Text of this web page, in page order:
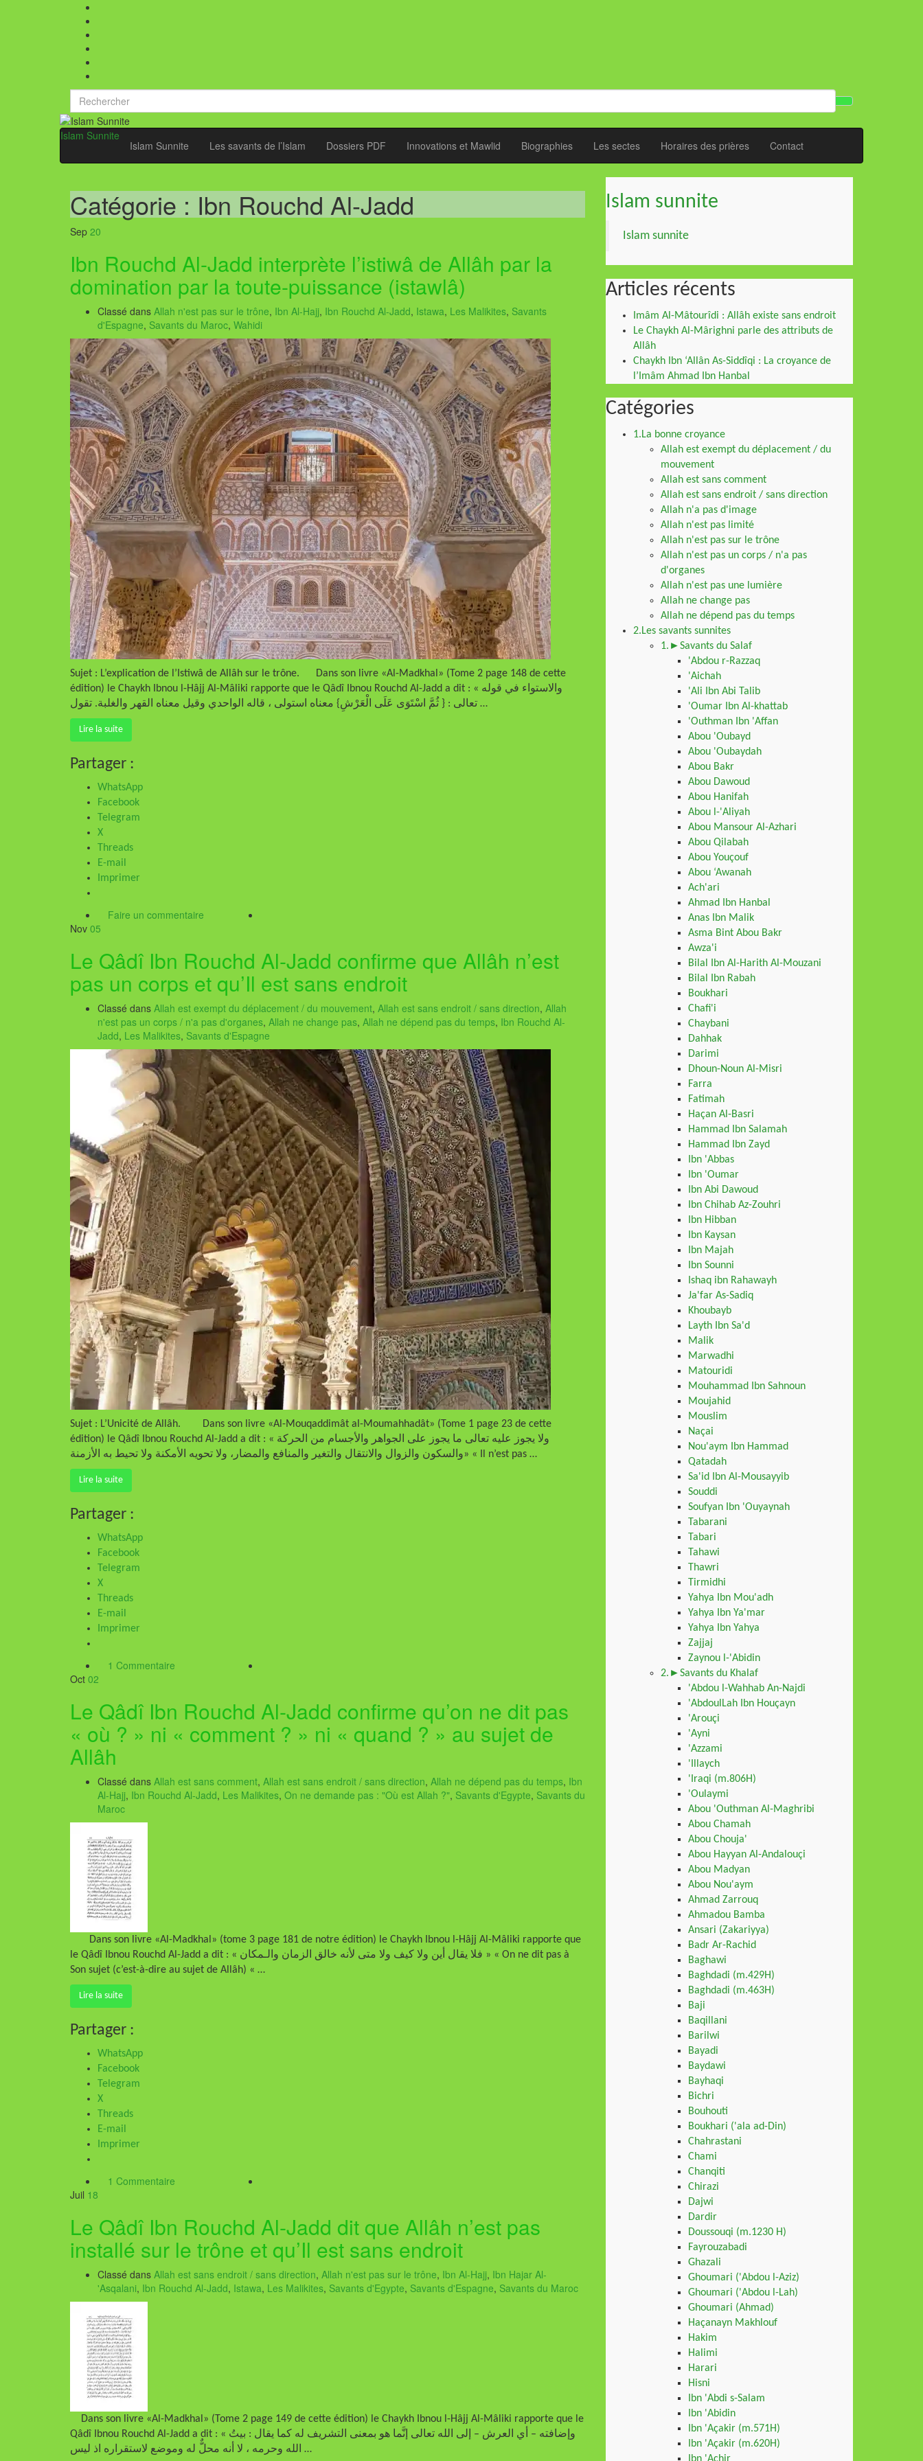
Search
for:
Islam Sunnite
Islam Sunnite Les savants de l’Islam Dossiers PDF Innovations et Mawlid Biographies Les sectes Horaires des prières Contact
Catégorie : Ibn Rouchd Al-Jadd
Sep 20
Ibn Rouchd Al-Jadd interprète l’istiwâ de Allâh par la
domination par la toute-puissance (istawlâ)
Classé dans Allah n'est pas sur le trône, Ibn Al-Hajj, Ibn Rouchd Al-Jadd, Istawa, Les Malikites, Savants
d'Espagne, Savants du Maroc, Wahidi
Sujet : L’explication de l’Istiwâ de Allâh sur le trône. Dans son livre «Al-Madkhal» (Tome 2 page 148 de cette
édition) le Chaykh Ibnou l-Hâjj Al-Mâliki rapporte que le Qâdî Ibnou Rouchd Al-Jadd a dit : « والاستواء في قوله
تعالى : { ثُمَّ اسْتَوَى عَلَى الْعَرْشِ} معناه استولى ، قاله الواحدي وقيل معناه القهر والغلبة. تقول …
Lire la suite
Partager :
WhatsApp
Facebook
Telegram
X
Threads
E-mail
Imprimer
Faire un commentaire
Nov 05
Le Qâdî Ibn Rouchd Al-Jadd confirme que Allâh n’est
pas un corps et qu’Il est sans endroit
Classé dans Allah est exempt du déplacement / du mouvement, Allah est sans endroit / sans direction, Allah
n'est pas un corps / n'a pas d'organes, Allah ne change pas, Allah ne dépend pas du temps, Ibn Rouchd Al-
Jadd, Les Malikites, Savants d'Espagne
Sujet : L’Unicité de Allâh. Dans son livre «Al-Mouqaddimât al-Moumahhadât» (Tome 1 page 23 de cette
édition) le Qâdî Ibnou Rouchd Al-Jadd a dit : « ولا يجوز عليه تعالى ما يجوز على الجواهر والأجسام من الحركة
والسكون والزوال والانتقال والتغير والمنافع والمضار، ولا تحويه الأمكنة ولا تحيط به الأزمنة» « Il n’est pas …
Lire la suite
Partager :
WhatsApp
Facebook
Telegram
X
Threads
E-mail
Imprimer
1 Commentaire
Oct 02
Le Qâdî Ibn Rouchd Al-Jadd confirme qu’on ne dit pas
« où ? » ni « comment ? » ni « quand ? » au sujet de
Allâh
Classé dans Allah est sans comment, Allah est sans endroit / sans direction, Allah ne dépend pas du temps, Ibn
Al-Hajj, Ibn Rouchd Al-Jadd, Les Malikites, On ne demande pas : "Où est Allah ?", Savants d'Egypte, Savants du
Maroc
Dans son livre «Al-Madkhal» (tome 3 page 181 de notre édition) le Chaykh Ibnou l-Hâjj Al-Mâliki rapporte que
le Qâdî Ibnou Rouchd Al-Jadd a dit : « فلا يقال أين ولا كيف ولا متى لأنه خالق الزمان والـمكان » « On ne dit pas à
Son sujet (c’est-à-dire au sujet de Allâh) « …
Lire la suite
Partager :
WhatsApp
Facebook
Telegram
X
Threads
E-mail
Imprimer
1 Commentaire
Juil 18
Le Qâdî Ibn Rouchd Al-Jadd dit que Allâh n’est pas
installé sur le trône et qu’Il est sans endroit
Classé dans Allah est sans endroit / sans direction, Allah n'est pas sur le trône, Ibn Al-Hajj, Ibn Hajar Al-
'Asqalani, Ibn Rouchd Al-Jadd, Istawa, Les Malikites, Savants d'Egypte, Savants d'Espagne, Savants du Maroc
Dans son livre «Al-Madkhal» (Tome 2 page 149 de cette édition) le Chaykh Ibnou l-Hâjj Al-Mâliki rapporte que le
Qâdî Ibnou Rouchd Al-Jadd a dit : « وإضافته – أي العرش – إلى الله تعالى إنَّما هو بمعنى التشريف له كما يقال : بيتُ
الله وحرمه ، لا أنه محلٌّ له وموضع لاستقراره اذ ليس …
Islam sunnite
Islam sunnite
Articles récents
Imâm Al-Mâtourîdi : Allâh existe sans endroit
Le Chaykh Al-Mârighni parle des attributs de
Allâh
Chaykh Ibn ‘Allân As-Siddîqi : La croyance de
l’Imâm Ahmad Ibn Hanbal
Catégories
1.La bonne croyance
Allah est exempt du déplacement / du
mouvement
Allah est sans comment
Allah est sans endroit / sans direction
Allah n'a pas d'image
Allah n'est pas limité
Allah n'est pas sur le trône
Allah n'est pas un corps / n'a pas
d'organes
Allah n'est pas une lumière
Allah ne change pas
Allah ne dépend pas du temps
2.Les savants sunnites
1.►Savants du Salaf
'Abdou r-Razzaq
'Aichah
'Ali Ibn Abi Talib
'Oumar Ibn Al-khattab
'Outhman Ibn 'Affan
Abou 'Oubayd
Abou 'Oubaydah
Abou Bakr
Abou Dawoud
Abou Hanifah
Abou l-'Aliyah
Abou Mansour Al-Azhari
Abou Qilabah
Abou Youçouf
Abou ‘Awanah
Ach'ari
Ahmad Ibn Hanbal
Anas Ibn Malik
Asma Bint Abou Bakr
Awza'i
Bilal Ibn Al-Harith Al-Mouzani
Bilal Ibn Rabah
Boukhari
Chafi'i
Chaybani
Dahhak
Darimi
Dhoun-Noun Al-Misri
Farra
Fatimah
Haçan Al-Basri
Hammad Ibn Salamah
Hammad Ibn Zayd
Ibn 'Abbas
Ibn 'Oumar
Ibn Abi Dawoud
Ibn Chihab Az-Zouhri
Ibn Hibban
Ibn Kaysan
Ibn Majah
Ibn Sounni
Ishaq ibn Rahawayh
Ja'far As-Sadiq
Khoubayb
Layth Ibn Sa'd
Malik
Marwadhi
Matouridi
Mouhammad Ibn Sahnoun
Moujahid
Mouslim
Naçai
Nou'aym Ibn Hammad
Qatadah
Sa'id Ibn Al-Mousayyib
Souddi
Soufyan Ibn 'Ouyaynah
Tabarani
Tabari
Tahawi
Thawri
Tirmidhi
Yahya Ibn Mou'adh
Yahya Ibn Ya'mar
Yahya Ibn Yahya
Zajjaj
Zaynou l-'Abidin
2.►Savants du Khalaf
'Abdou l-Wahhab An-Najdi
'AbdoulLah Ibn Houçayn
'Arouçi
'Ayni
'Azzami
'Illaych
'Iraqi (m.806H)
'Oulaymi
Abou 'Outhman Al-Maghribi
Abou Chamah
Abou Chouja'
Abou Hayyan Al-Andalouçi
Abou Madyan
Abou Nou'aym
Ahmad Zarrouq
Ahmadou Bamba
Ansari (Zakariyya)
Badr Ar-Rachid
Baghawi
Baghdadi (m.429H)
Baghdadi (m.463H)
Baji
Baqillani
Barilwi
Bayadi
Baydawi
Bayhaqi
Bichri
Bouhouti
Boukhari ('ala ad-Din)
Chahrastani
Chami
Chanqiti
Chirazi
Dajwi
Dardir
Doussouqi (m.1230 H)
Fayrouzabadi
Ghazali
Ghoumari ('Abdou l-Aziz)
Ghoumari ('Abdou l-Lah)
Ghoumari (Ahmad)
Haçanayn Makhlouf
Hakim
Halimi
Harari
Hisni
Ibn 'Abdi s-Salam
Ibn 'Abidin
Ibn 'Açakir (m.571H)
Ibn 'Açakir (m.620H)